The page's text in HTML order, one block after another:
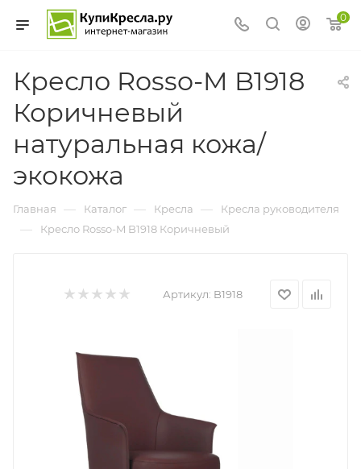
0
Кресло Rosso-M B1918
Коричневый
натуральная кожа/
экокожа
Главная — Каталог — Кресла — Кресла руководителя
— Кресло Rosso-M B1918 Коричневый
Артикул: B1918